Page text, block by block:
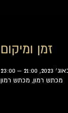
זמן ומיקום
מכתש רמון, מכתש רמון